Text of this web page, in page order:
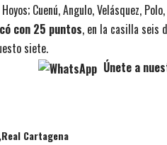
Cuenú, Angulo, Velásquez,
con 25 puntos, en la casilla seis
siete.
Únete a
Real Cartagena